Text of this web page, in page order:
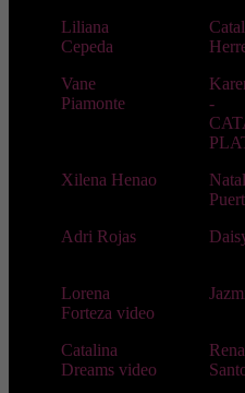
Liliana
Cepeda
Vane
Piamonte
-
Xilena Henao
Adri Rojas
Lorena
Forteza video
Catalina
Dreams video